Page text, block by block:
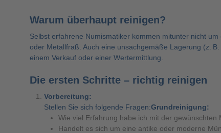
Warum überhaupt reinigen?
Selbst erfahrene Numismatiker kommen mitunter nicht
oder Metallfraß. Auch eine unsachgemäße Lagerung (z.
einem Verkauf oder einer Wertermittlung.
Die ersten Schritte – richtig reinigen
Vorbereitung:
Stellen Sie sich folgende Fragen:Grundreinigung:
Wie viel Erfahrung habe ich mit der gewünschten
Handelt es sich um eine antike oder moderne